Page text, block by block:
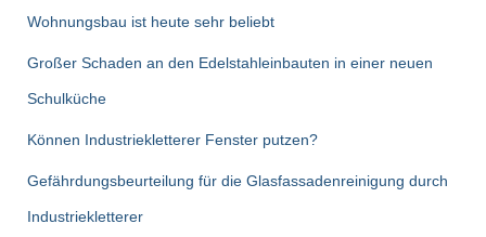
Wohnungsbau ist heute sehr beliebt
Großer Schaden an den Edelstahleinbauten in einer neuen
Schulküche
Können Industriekletterer Fenster putzen?
Gefährdungsbeurteilung für die Glasfassadenreinigung durch
Industriekletterer